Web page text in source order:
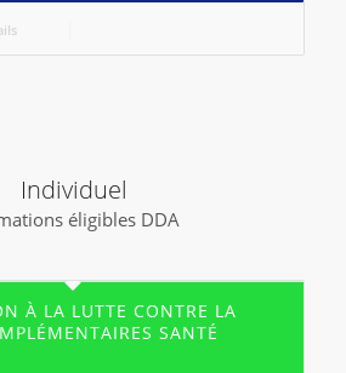
Individuel
éligibles DDA
À LA LUTTE CONTRE LA
SANTÉ